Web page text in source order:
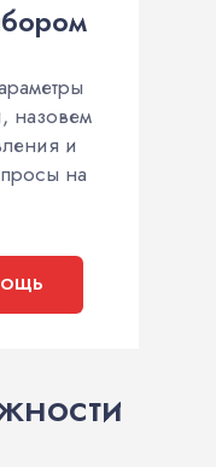
назовем
и
на